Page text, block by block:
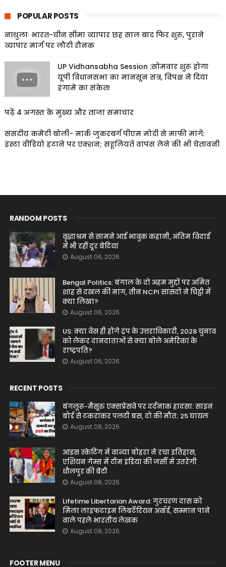
POPULAR POSTS
नाथुलाः भारत-चीन सीमा व्यापार छह साल बाद फिर शुरू, पुराने
व्यापार मार्ग पर लौटी रौनक
UP Vidhansabha Session :सोमवार शुरू होगा
यूपी विधानसभा का मानसून सत्र, विपक्ष ने दिया
हंगामे का संकेत!
पढ़ें 4 अगस्त के मुख्य और ताजा समाचार
संसदीय कमेटी बोली- मार्क जुकरबर्ग पीएम मोदी से माफी मांगें:
इंस्टा वीडियो हटाने पर एक्शन; सहूलियतें वापस लेने की भी चेतावनी
RANDOM POSTS
वृद्धाश्रम से सामने आई भावुक कहानी, अंतिम विदाई
में भी रहीं दूर बेटियां
August 06, 2026
Bengal Politics: बंगाल के दो अहम मुद्दों पर अमित
शाह से दखल की मांग, तीन NCPI सांसदों ने चिट्ठी में
क्या लिखा?
August 06, 2026
US: क्या वेंस ही होंगे ट्रंप के उत्तराधिकारी, 2028 चुनाव
को लेकर दानदाताओं से क्या बोले अमेरिका के
राष्ट्रपति?
August 06, 2026
RECENT POSTS
बंगलूरू-मैसूरु एक्सप्रेसवे पर दर्दनाक हादसा: साइन
बोर्ड से टकराकर पलटी बस, दो की मौत; 25 घायल
August 08, 2026
आइस स्केटिंग में वान्या बोहरा ने रचा इतिहास,
एशियन गेम्स में टीम इंडिया की जर्सी में उतरेंगी
धौलपुर की बेटी
August 08, 2026
Lifetime Libertarian Award: गुरचरण दास को
मिला लाइफटाइम लिबर्टेरियन अवॉर्ड, सम्मान पाने
वाले पहले भारतीय लेखक
August 08, 2026
FOOTER MENU